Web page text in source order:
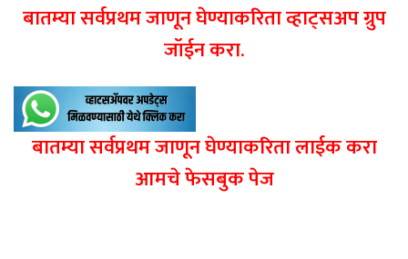
बातम्या सर्वप्रथम जाणून घेण्याकरिता व्हाट्सअप ग्रुप
जॉईन करा.
बातम्या सर्वप्रथम जाणून घेण्याकरिता लाईक करा
आमचे फेसबुक पेज